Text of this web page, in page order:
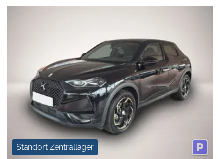
Standort Zentrallager